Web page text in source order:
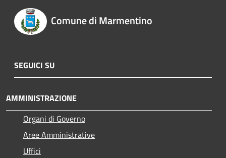
Comune di Marmentino
SEGUICI SU
AMMINISTRAZIONE
Organi di Governo
Aree Amministrative
Uffici